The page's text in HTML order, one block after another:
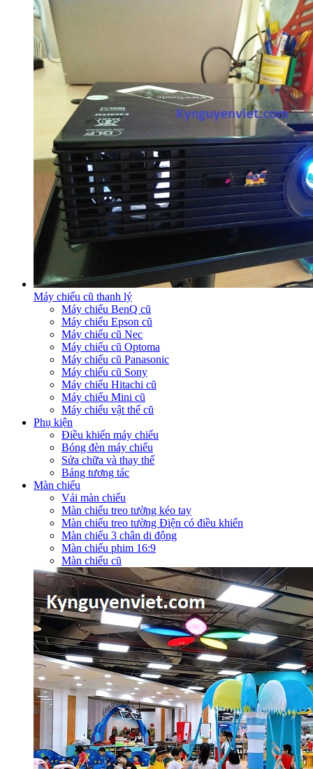
Máy chiếu cũ thanh lý
Máy chiếu BenQ cũ
Máy chiếu Epson cũ
Máy chiếu cũ Nec
Máy chiếu cũ Optoma
Máy chiếu cũ Panasonic
Máy chiếu cũ Sony
Máy chiếu Hitachi cũ
Máy chiếu Mini cũ
Máy chiếu vật thể cũ
Phụ kiện
Điều khiển máy chiếu
Bóng đèn máy chiếu
Sửa chữa và thay thế
Bảng tương tác
Màn chiếu
Vải màn chiếu
Màn chiếu treo tường kéo tay
Màn chiếu treo tường Điện có điều khiển
Màn chiếu 3 chân di động
Màn chiếu phim 16:9
Màn chiếu cũ